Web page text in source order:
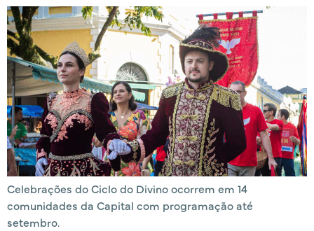
Celebrações do Ciclo do Divino ocorrem em 14
comunidades da Capital com programação até
setembro.